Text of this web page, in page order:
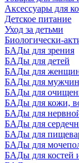
Аксессуары для
Детское питание
Уход за детьми
Биологически-
БАДы для зрения
БАДы для детей
БАДы для
БАДы для мужчин
БАДы для
БАДы для кожи,
БАДы для
БАДы для
БАДы для
БАДы для
БАДы для костей